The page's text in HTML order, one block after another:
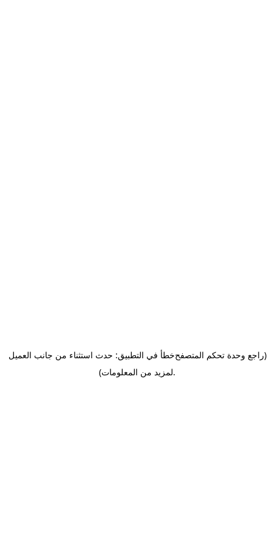
خطأ في التطبيق: حدث استثناء من جانب العميل(راجع وحدة تحكم المتصفح
لمزيد من المعلومات).